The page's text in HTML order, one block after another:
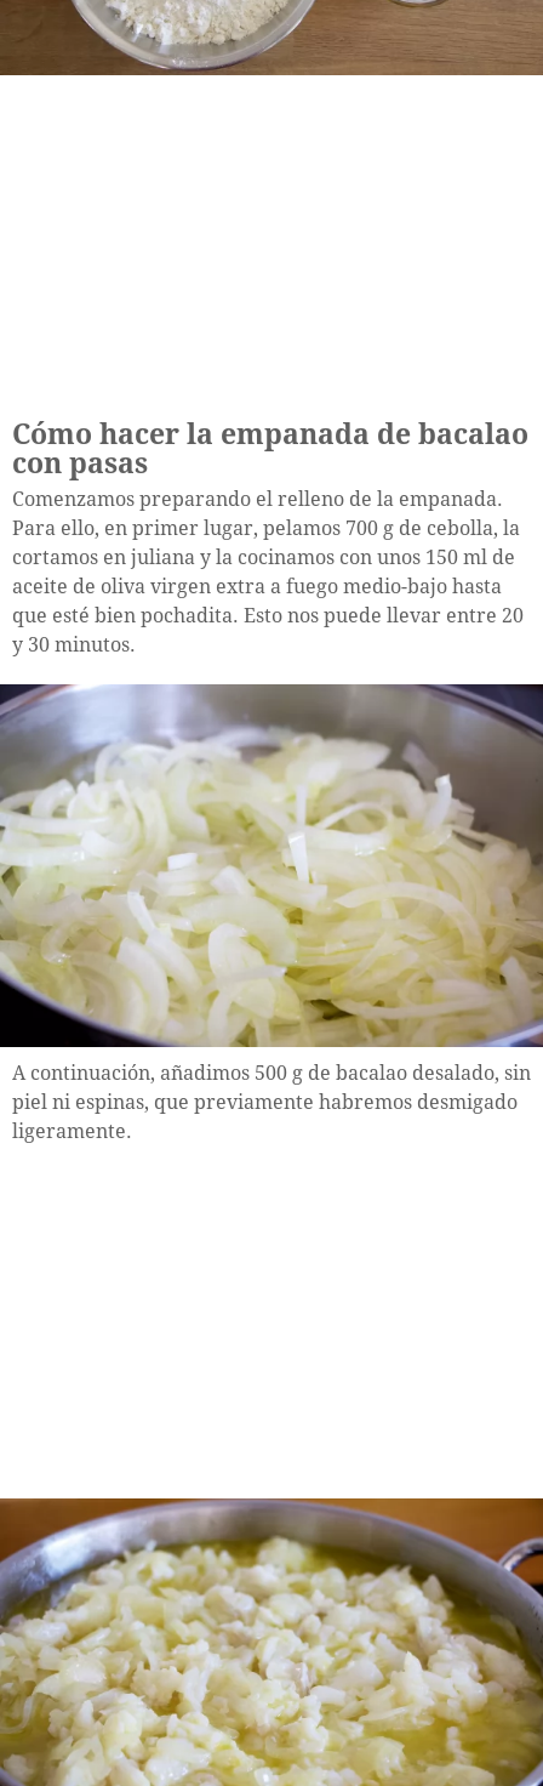
Cómo hacer la empanada de bacalao
con pasas
Comenzamos preparando el relleno de la empanada.
Para ello, en primer lugar, pelamos 700 g de cebolla, la
cortamos en juliana y la cocinamos con unos 150 ml de
aceite de oliva virgen extra a fuego medio-bajo hasta
que esté bien pochadita. Esto nos puede llevar entre 20
y 30 minutos.
A continuación, añadimos 500 g de bacalao desalado, sin
piel ni espinas, que previamente habremos desmigado
ligeramente.